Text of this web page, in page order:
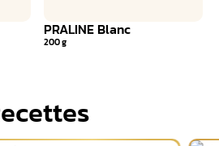
PRALINE Blanc
200 g